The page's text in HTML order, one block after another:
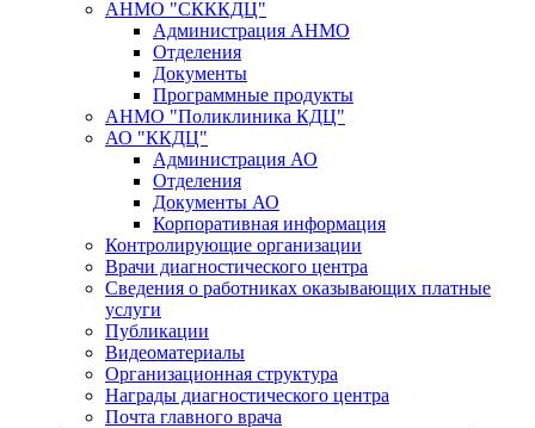
АНМО "СКККДЦ"
Администрация АНМО
Отделения
Документы
Программные продукты
АНМО "Поликлиника КДЦ"
АО "ККДЦ"
Администрация АО
Отделения
Документы АО
Корпоративная информация
Контролирующие организации
Врачи диагностического центра
Сведения о работниках оказывающих платные
услуги
Публикации
Видеоматериалы
Организационная структура
Награды диагностического центра
Почта главного врача